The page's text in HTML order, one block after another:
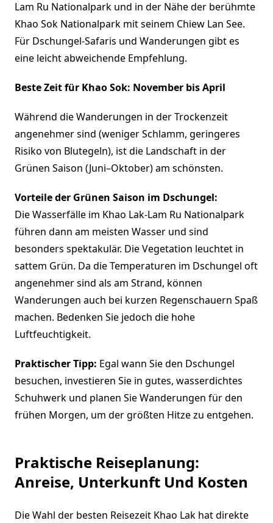
Lam Ru Nationalpark und in der Nähe der berühmte
Khao Sok Nationalpark mit seinem Chiew Lan See.
Für Dschungel-Safaris und Wanderungen gibt es
eine leicht abweichende Empfehlung.
Beste Zeit für Khao Sok: November bis April
Während die Wanderungen in der Trockenzeit
angenehmer sind (weniger Schlamm, geringeres
Risiko von Blutegeln), ist die Landschaft in der
Grünen Saison (Juni–Oktober) am schönsten.
Vorteile der Grünen Saison im Dschungel:
Die Wasserfälle im Khao Lak-Lam Ru Nationalpark
führen dann am meisten Wasser und sind
besonders spektakulär. Die Vegetation leuchtet in
sattem Grün. Da die Temperaturen im Dschungel oft
angenehmer sind als am Strand, können
Wanderungen auch bei kurzen Regenschauern Spaß
machen. Bedenken Sie jedoch die hohe
Luftfeuchtigkeit.
Praktischer Tipp: Egal wann Sie den Dschungel
besuchen, investieren Sie in gutes, wasserdichtes
Schuhwerk und planen Sie Wanderungen für den
frühen Morgen, um der größten Hitze zu entgehen.
Praktische Reiseplanung:
Anreise, Unterkunft Und Kosten
Die Wahl der besten Reisezeit Khao Lak hat direkte